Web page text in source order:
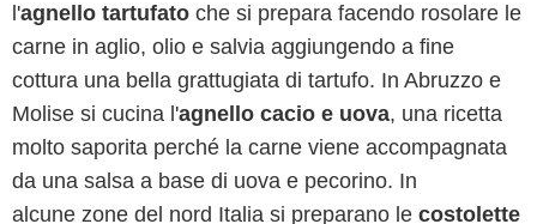
l'agnello tartufato che si prepara facendo rosolare le
carne in aglio, olio e salvia aggiungendo a fine
cottura una bella grattugiata di tartufo. In Abruzzo e
Molise si cucina l'agnello cacio e uova, una ricetta
molto saporita perché la carne viene accompagnata
da una salsa a base di uova e pecorino. In
alcune zone del nord Italia si preparano le costolette